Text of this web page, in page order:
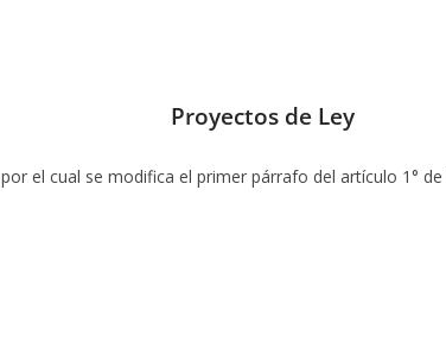
Proyectos de Ley
por el cual se modifica el primer párrafo del artículo 1° de